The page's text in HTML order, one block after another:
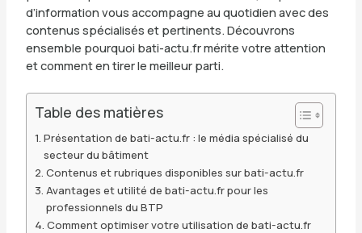
d’information vous accompagne au quotidien avec des
contenus spécialisés et pertinents. Découvrons
ensemble pourquoi bati-actu.fr mérite votre attention
et comment en tirer le meilleur parti.
Table des matières
Présentation de bati-actu.fr : le média spécialisé du
secteur du bâtiment
Contenus et rubriques disponibles sur bati-actu.fr
Avantages et utilité de bati-actu.fr pour les
professionnels du BTP
Comment optimiser votre utilisation de bati-actu.fr